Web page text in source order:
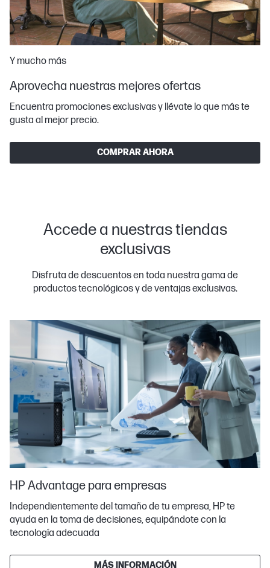
Y mucho más
Aprovecha nuestras mejores ofertas
Encuentra promociones exclusivas y llévate lo que más te
gusta al mejor precio.
COMPRAR AHORA
Accede a nuestras tiendas
exclusivas
Disfruta de descuentos en toda nuestra gama de
productos tecnológicos y de ventajas exclusivas.
HP Advantage para empresas
Independientemente del tamaño de tu empresa, HP te
ayuda en la toma de decisiones, equipándote con la
tecnología adecuada
MÁS INFORMACIÓN